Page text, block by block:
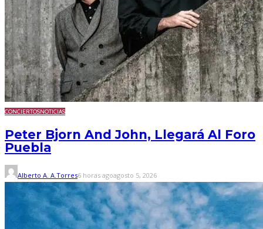
CONCIERTOSNOTICIAS
Peter Bjorn And John, Llegará Al Foro
Puebla
Alberto A. A.Torres6 horas agoagosto 5, 2026